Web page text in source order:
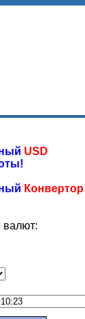
USD
Конвертор
валют: